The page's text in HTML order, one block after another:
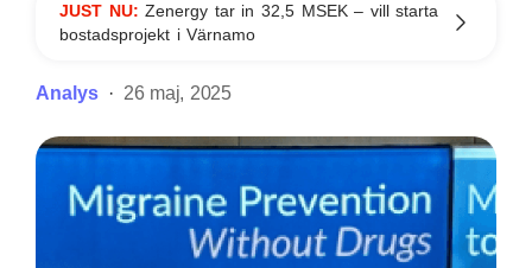
JUST NU:Zenergy tar in 32,5 MSEK – vill starta
bostadsprojekt i Värnamo
Analys 26 maj, 2025